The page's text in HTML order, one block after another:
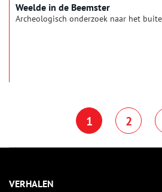
Weelde in de Beemster
Archeologisch onderzoek naar het
1 2
VERHALEN